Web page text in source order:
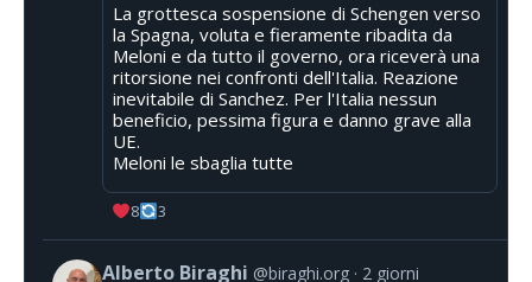
La grottesca sospensione di Schengen verso
la Spagna, voluta e fieramente ribadita da
Meloni e da tutto il governo, ora riceverà una
ritorsione nei confronti dell'Italia. Reazione
inevitabile di Sanchez. Per l'Italia nessun
beneficio, pessima figura e danno grave alla
UE.
Meloni le sbaglia tutte
8 3
Alberto Biraghi @biraghi.org 2 giorni